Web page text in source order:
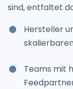
sind, entfaltet
Hersteller
Teams mit